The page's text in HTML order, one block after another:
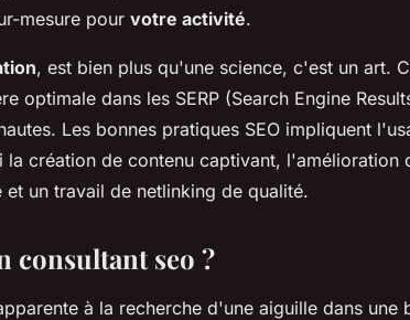
mesure pour votre activité.
, est bien plus qu'une science, c'est un art.
optimale dans les SERP (Search Engine
Les bonnes pratiques SEO impliquent
la création de contenu captivant, l'amélioration
un travail de netlinking de qualité.
consultant seo ?
à la recherche d'une aiguille dans une